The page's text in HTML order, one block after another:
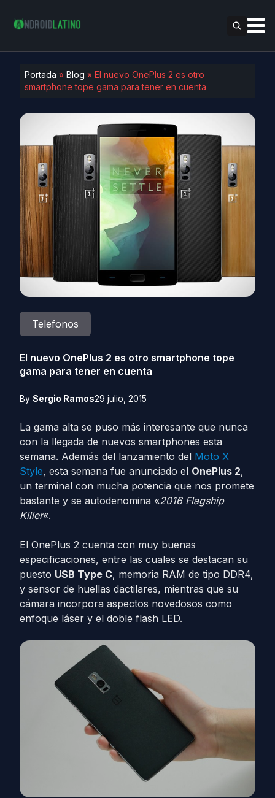
Portada » Blog » El nuevo OnePlus 2 es otro
smartphone tope gama para tener en cuenta
Telefonos
El nuevo OnePlus 2 es otro smartphone tope
gama para tener en cuenta
By Sergio Ramos29 julio, 2015
La gama alta se puso más interesante que nunca
con la llegada de nuevos smartphones esta
semana. Además del lanzamiento del Moto X
Style, esta semana fue anunciado el OnePlus 2,
un terminal con mucha potencia que nos promete
bastante y se autodenomina «2016 Flagship
Killer«.
El OnePlus 2 cuenta con muy buenas
especificaciones, entre las cuales se destacan su
puesto USB Type C, memoria RAM de tipo DDR4,
y sensor de huellas dactilares, mientras que su
cámara incorpora aspectos novedosos como
enfoque láser y el doble flash LED.